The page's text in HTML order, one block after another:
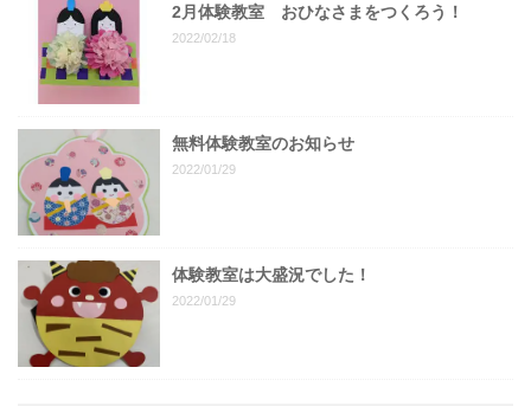
2月体験教室 おひなさまをつくろう！
2022/02/18
無料体験教室のお知らせ
2022/01/29
体験教室は大盛況でした！
2022/01/29